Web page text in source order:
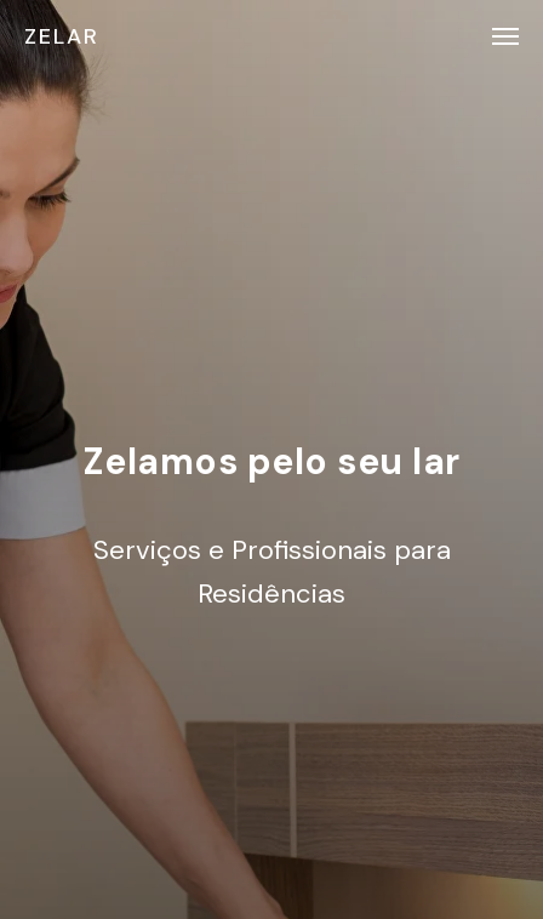
ZELAR
Zelamos pelo seu lar
Serviços e Profissionais para
Residências